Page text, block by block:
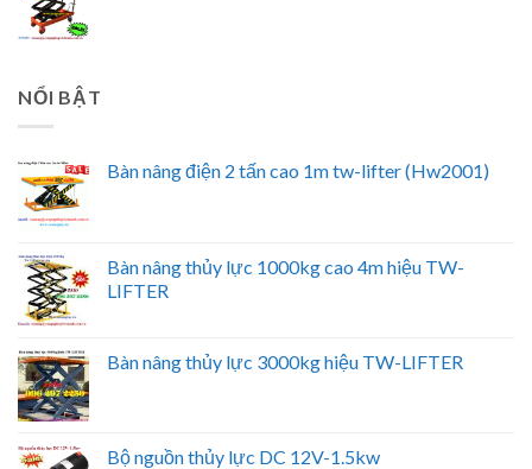
NỔI BẬT
Bàn nâng điện 2 tấn cao 1m tw-lifter (Hw2001)
Bàn nâng thủy lực 1000kg cao 4m hiệu TW-
LIFTER
Bàn nâng thủy lực 3000kg hiệu TW-LIFTER
Bộ nguồn thủy lực DC 12V-1.5kw